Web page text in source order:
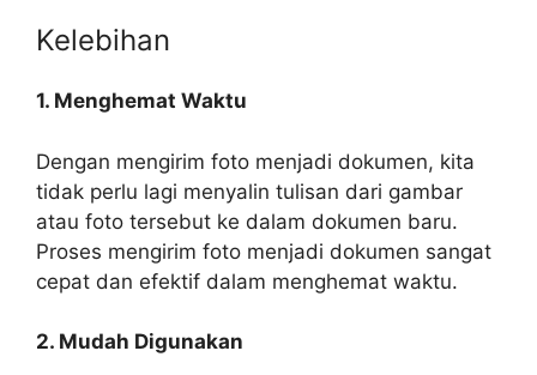
Kelebihan
1. Menghemat Waktu
Dengan mengirim foto menjadi dokumen, kita
tidak perlu lagi menyalin tulisan dari gambar
atau foto tersebut ke dalam dokumen baru.
Proses mengirim foto menjadi dokumen sangat
cepat dan efektif dalam menghemat waktu.
2. Mudah Digunakan